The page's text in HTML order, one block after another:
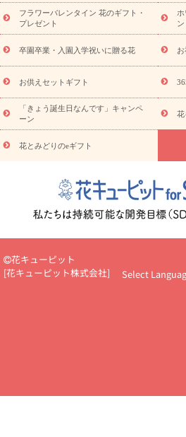
ディ胡蝶蘭・お祝い
ミディ胡蝶蘭・
観葉植物
観葉植物 産直多肉植物
お祝い
お供え・お悔やみ 花とセ
プチギフト（hanamore -ハナモア-）
キューピットのeGfit
カラー ピンク
ド
お花の種類 トル
お祝い お祝い・3000円～ お祝
5000円～
お祝い・7000円～ お祝
悔やみ
円～
お供え・お悔やみ・
読み物
いのマナー
定年退職祝いのマナー
花キューピットのお祝いコラ
彩心理学」で選ぶ方法
結婚祝いの予
ール
新築引っ越し祝いコラム お
場上司や先輩へ贈るお祝い花の正解は
あり)
花キューピット×専門家
フラワーバレンタイン 花のギフト・
プレゼント
ン
卒園卒業・入園入学祝いに贈る花
お供えセットギフト
「きょう誕生日なんです」キャンペ
ーン
花
花とみどりのeギフト
花キューピット
[花キューピット株式会社] Select